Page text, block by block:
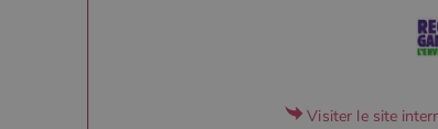
Visiter le site